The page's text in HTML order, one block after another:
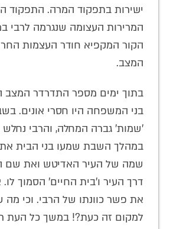
ישירות בתפקוד המרה. התפקוד
המרירות העצומה שנגרמה לרבי
הקור המקפיא חודר העצמות
המצב.
בתוך ימים מספר התדרדר המצב
בני המשפחה היו חסרי אונים.
'שמות' גברה המחלה, והרבי נחלש
במהלך השבת שמעו בני הבית
שמה של העיר האדיטש ואת שם
דרך העיר ו'בית החיים' הסמוך
את פשר כוונתו של הרבי. וכי מה
למקום זה כעת?! במשך כל העת